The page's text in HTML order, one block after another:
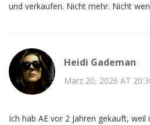
und verkaufen. Nicht mehr. Nicht
Heidi Gademan
März 20, 2026 AT
Ich hab AE vor 2 Jahren gekauft,